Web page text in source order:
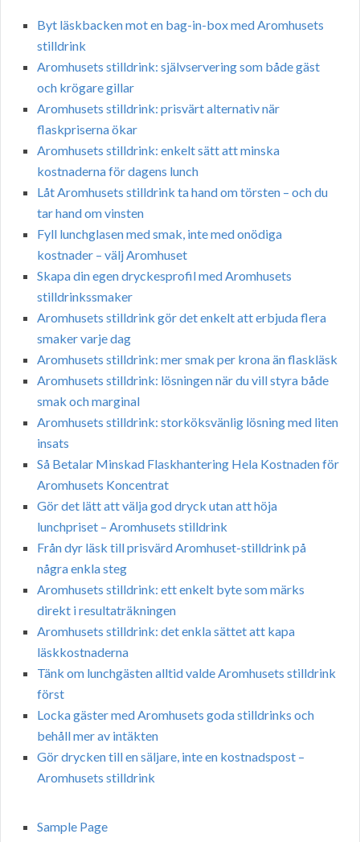
Byt läskbacken mot en bag-in-box med Aromhusets
stilldrink
Aromhusets stilldrink: självservering som både gäst
och krögare gillar
Aromhusets stilldrink: prisvärt alternativ när
flaskpriserna ökar
Aromhusets stilldrink: enkelt sätt att minska
kostnaderna för dagens lunch
Låt Aromhusets stilldrink ta hand om törsten – och du
tar hand om vinsten
Fyll lunchglasen med smak, inte med onödiga
kostnader – välj Aromhuset
Skapa din egen dryckesprofil med Aromhusets
stilldrinkssmaker
Aromhusets stilldrink gör det enkelt att erbjuda flera
smaker varje dag
Aromhusets stilldrink: mer smak per krona än flaskläsk
Aromhusets stilldrink: lösningen när du vill styra både
smak och marginal
Aromhusets stilldrink: storköksvänlig lösning med liten
insats
Så Betalar Minskad Flaskhantering Hela Kostnaden för
Aromhusets Koncentrat
Gör det lätt att välja god dryck utan att höja
lunchpriset – Aromhusets stilldrink
Från dyr läsk till prisvärd Aromhuset-stilldrink på
några enkla steg
Aromhusets stilldrink: ett enkelt byte som märks
direkt i resultaträkningen
Aromhusets stilldrink: det enkla sättet att kapa
läskkostnaderna
Tänk om lunchgästen alltid valde Aromhusets stilldrink
först
Locka gäster med Aromhusets goda stilldrinks och
behåll mer av intäkten
Gör drycken till en säljare, inte en kostnadspost –
Aromhusets stilldrink
Sample Page